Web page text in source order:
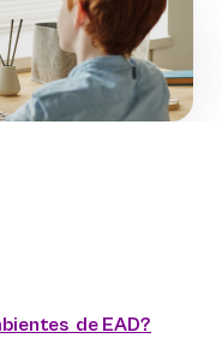
de EAD?